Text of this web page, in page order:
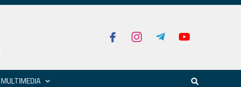
MULTIMEDIA